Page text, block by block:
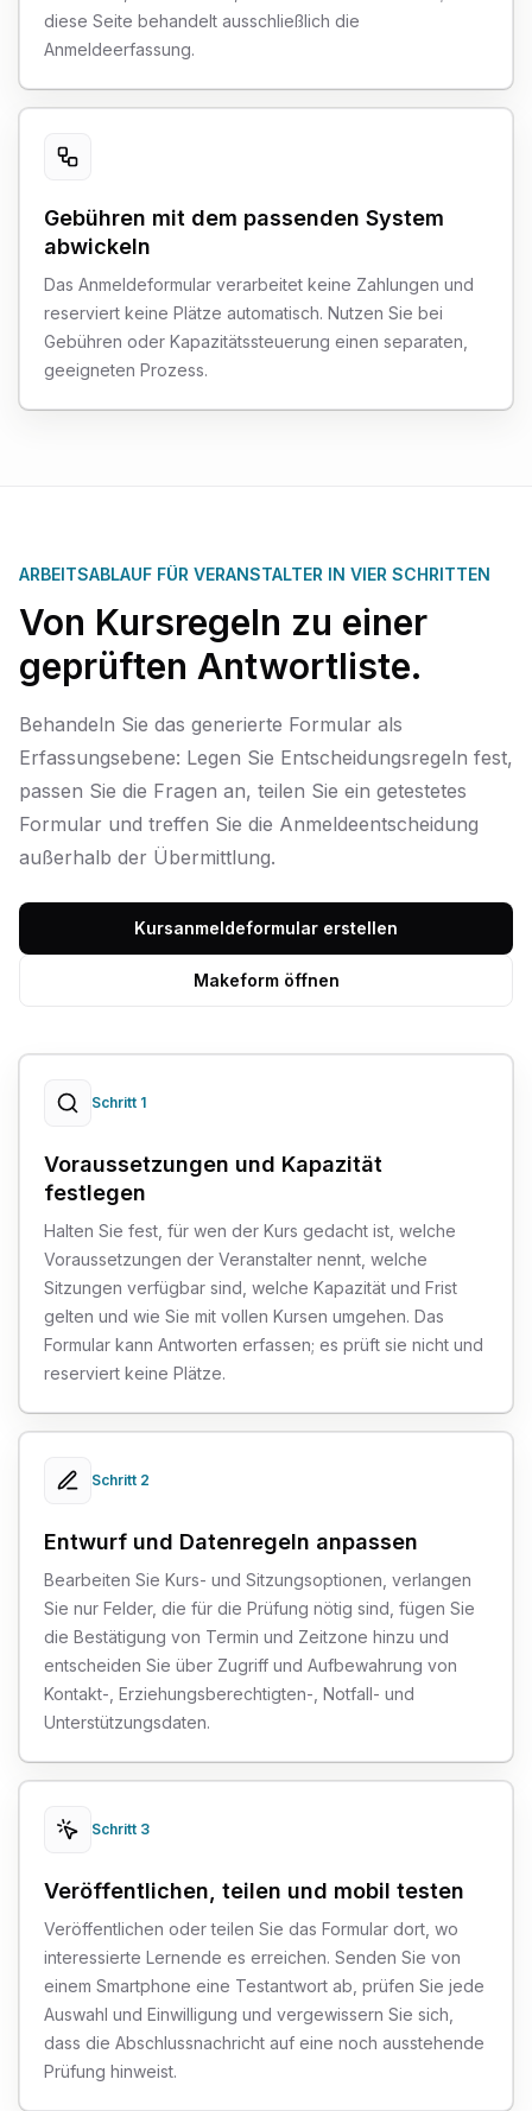
diese Seite behandelt ausschließlich die
Anmeldeerfassung.
Gebühren mit dem passenden System
abwickeln
Das Anmeldeformular verarbeitet keine Zahlungen und
reserviert keine Plätze automatisch. Nutzen Sie bei
Gebühren oder Kapazitätssteuerung einen separaten,
geeigneten Prozess.
ARBEITSABLAUF FÜR VERANSTALTER IN VIER SCHRITTEN
Von Kursregeln zu einer
geprüften Antwortliste.
Behandeln Sie das generierte Formular als
Erfassungsebene: Legen Sie Entscheidungsregeln fest,
passen Sie die Fragen an, teilen Sie ein getestetes
Formular und treffen Sie die Anmeldeentscheidung
außerhalb der Übermittlung.
Kursanmeldeformular erstellen
Makeform öffnen
Schritt 1
Voraussetzungen und Kapazität
festlegen
Halten Sie fest, für wen der Kurs gedacht ist, welche
Voraussetzungen der Veranstalter nennt, welche
Sitzungen verfügbar sind, welche Kapazität und Frist
gelten und wie Sie mit vollen Kursen umgehen. Das
Formular kann Antworten erfassen; es prüft sie nicht und
reserviert keine Plätze.
Schritt 2
Entwurf und Datenregeln anpassen
Bearbeiten Sie Kurs- und Sitzungsoptionen, verlangen
Sie nur Felder, die für die Prüfung nötig sind, fügen Sie
die Bestätigung von Termin und Zeitzone hinzu und
entscheiden Sie über Zugriff und Aufbewahrung von
Kontakt-, Erziehungsberechtigten-, Notfall- und
Unterstützungsdaten.
Schritt 3
Veröffentlichen, teilen und mobil testen
Veröffentlichen oder teilen Sie das Formular dort, wo
interessierte Lernende es erreichen. Senden Sie von
einem Smartphone eine Testantwort ab, prüfen Sie jede
Auswahl und Einwilligung und vergewissern Sie sich,
dass die Abschlussnachricht auf eine noch ausstehende
Prüfung hinweist.